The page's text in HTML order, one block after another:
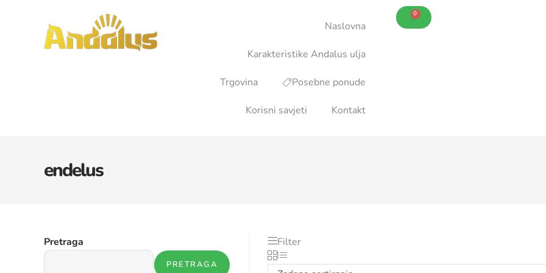
Naslovna
Karakteristike Andalus ulja
Trgovina Posebne ponude
Korisni savjeti Kontakt
0
endelus
Filter
Pretraga
PRETRAGA